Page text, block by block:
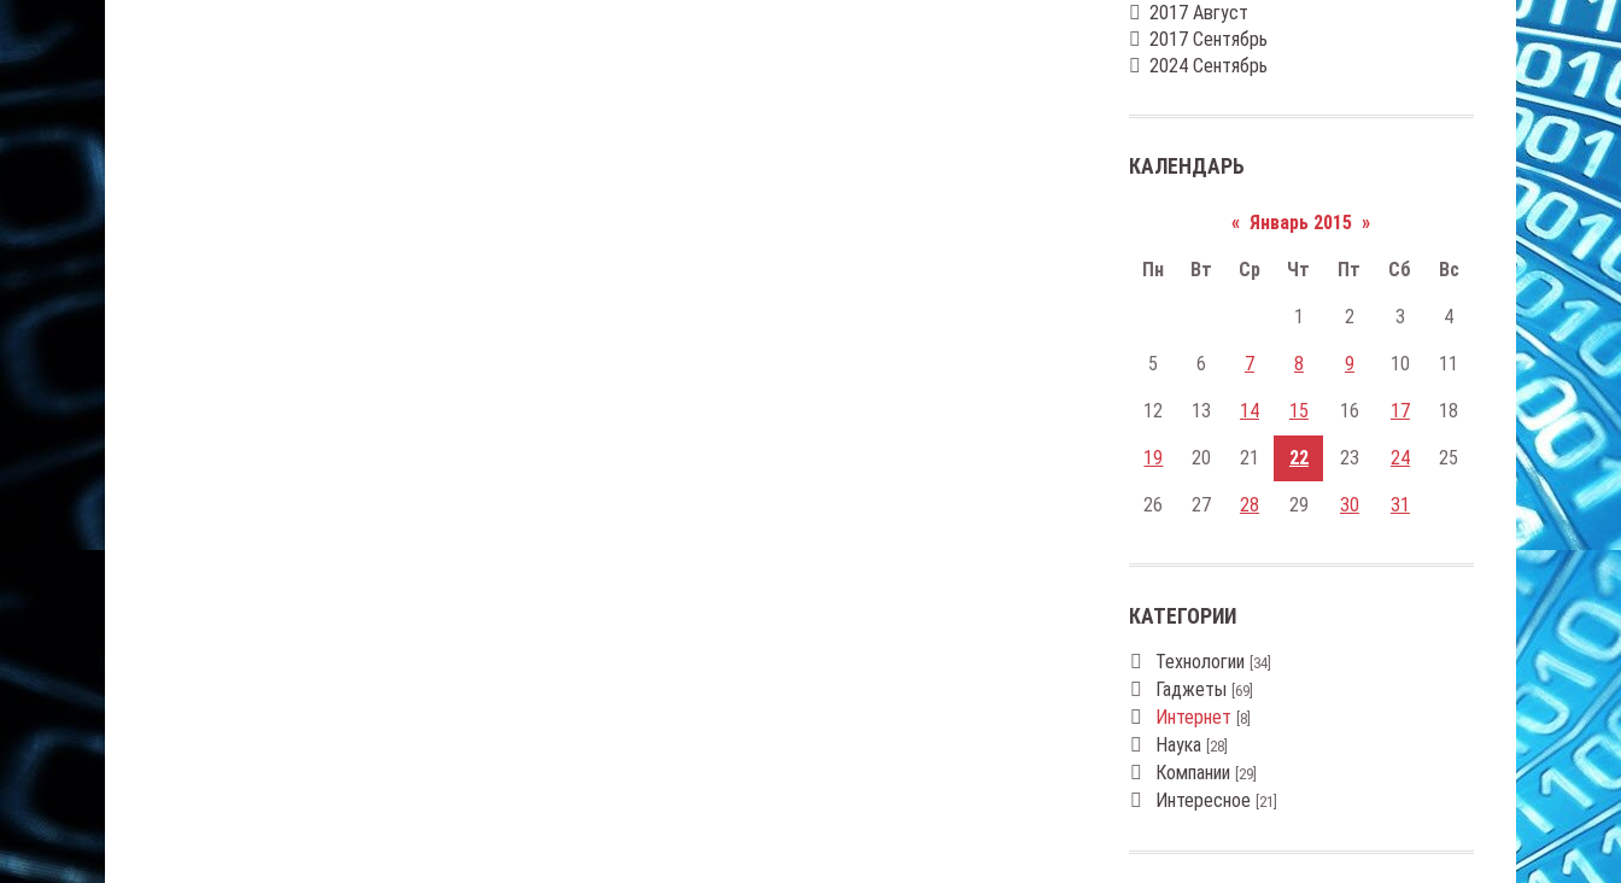
2017 Август
2017 Сентябрь
2024 Сентябрь
КАЛЕНДАРЬ
« Январь 2015 »
Пн Вт Ср Чт Пт Сб Вс
1 2 3 4
5 6 7 8 9 10 11
12 13 14 15 16 17 18
19 20 21 22 23 24 25
26 27 28 29 30 31
КАТЕГОРИИ
Технологии [34]
Гаджеты [69]
Интернет [8]
Наука [28]
Компании [29]
Интересное [21]